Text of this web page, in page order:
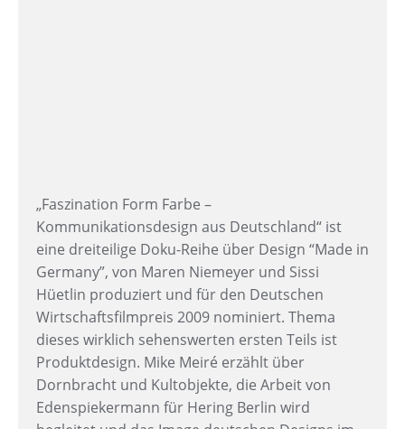
„Faszination Form Farbe –
Kommunikationsdesign aus Deutschland“ ist
eine dreiteilige Doku-Reihe über Design “Made in
Germany”, von Maren Niemeyer und Sissi
Hüetlin produziert und für den Deutschen
Wirtschaftsfilmpreis 2009 nominiert. Thema
dieses wirklich sehenswerten ersten Teils ist
Produktdesign. Mike Meiré erzählt über
Dornbracht und Kultobjekte, die Arbeit von
Edenspiekermann für Hering Berlin wird